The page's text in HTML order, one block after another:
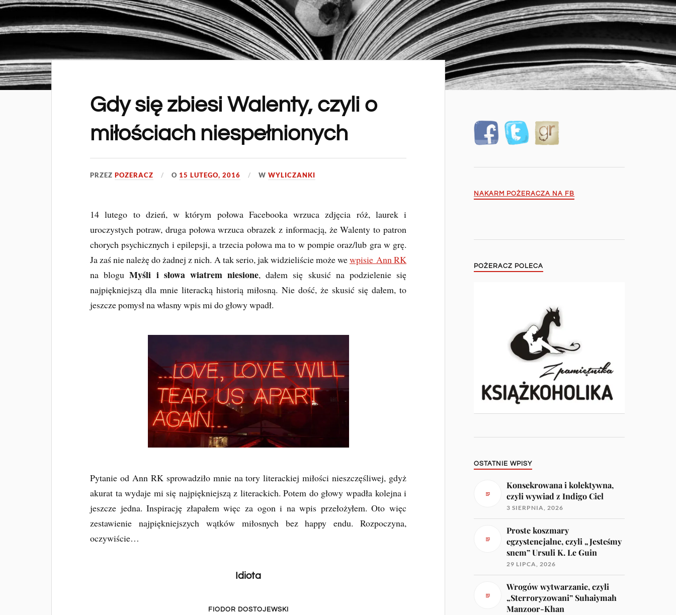
Gdy się zbiesi Walenty, czyli o
miłościach niespełnionych
PRZEZPOZERACZ O 15 LUTEGO, 2016 WWYLICZANKI
14 lutego to dzień, w którym połowa Facebooka wrzuca zdjęcia róż, laurek i
uroczystych potraw, druga połowa wrzuca obrazek z informacją, że Walenty to patron
chorych psychicznych i epilepsji, a trzecia połowa ma to w pompie oraz/lub gra w grę.
Ja zaś nie należę do żadnej z nich. A tak serio, jak widzieliście może wewpisie Ann RK
na bloguMyśli i słowa wiatrem niesione, dałem się skusić na podzielenie się
najpiękniejszą dla mnie literacką historią miłosną. Nie dość, że skusić się dałem, to
jeszcze pomysł na własny wpis mi do głowy wpadł.
Pytanie od Ann RK sprowadziło mnie na tory literackiej miłości nieszczęśliwej, gdyż
akurat ta wydaje mi się najpiękniejszą z literackich. Potem do głowy wpadła kolejna i
jeszcze jedna. Inspirację złapałem więc za ogon i na wpis przełożyłem. Oto więc
zestawienie najpiękniejszych wątków miłosnych bez happy endu. Rozpoczyna,
oczywiście…
Idiota
FIODOR DOSTOJEWSKI
NAKARM POŻERACZA NA FB
POŻERACZ POLECA
OSTATNIE WPISY
Konsekrowana i kolektywna,
czyli wywiad z Indigo Ciel
3 SIERPNIA, 2026
Proste koszmary
egzystencjalne, czyli „Jesteśmy
snem” Ursuli K. Le Guin
29 LIPCA, 2026
Wrogów wytwarzanie, czyli
„Sterroryzowani” Suhaiymah
Manzoor-Khan